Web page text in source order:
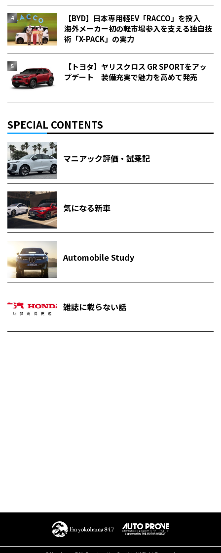
【BYD】日本専用軽EV「RACCO」を投入
海外メーカー初の軽市場参入を支える独自技
術「X-PACK」の実力
【トヨタ】ヤリスクロス GR SPORTをアッ
プデート 装備充実で魅力を高めて発売
SPECIAL CONTENTS
マニアック評価・試乗記
気になる新車
Automobile Study
雑誌に載らない話